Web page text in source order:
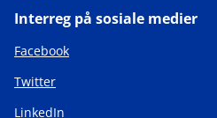
Interreg på sosiale medier
Facebook
Twitter
LinkedIn